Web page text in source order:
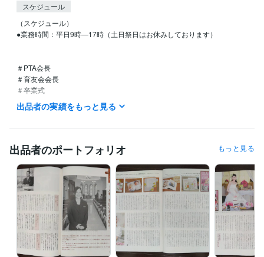
スケジュール
（スケジュール）
●業務時間：平日9時―17時（土日祭日はお休みしております）
＃PTA会長
＃育友会会長
＃卒業式
＃祝辞
＃スピーチ
＃保護者代表
#ウェディング
＃ブライダル
＃ライター
＃観光
＃ホテル
＃旅行
＃節約
＃ファイナンシャルプランナー
経験職種
出品者の実績をもっと見る
出品者のポートフォリオ もっと見る